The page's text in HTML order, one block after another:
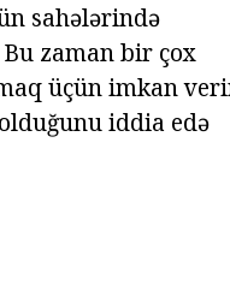
sahələrində
zaman bir çox
üçün imkan
iddia edə